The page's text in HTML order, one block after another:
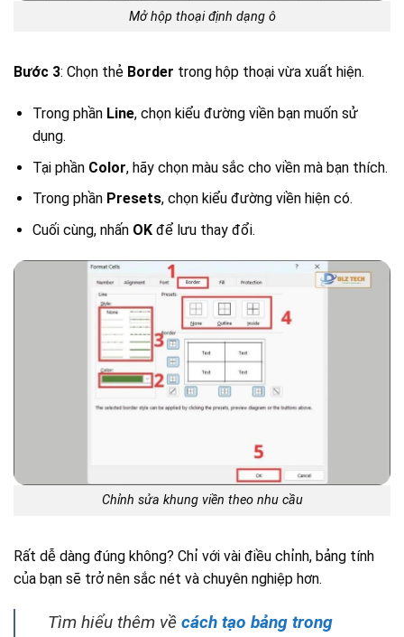
Mở hộp thoại định dạng ô
Bước 3: Chọn thẻ Border trong hộp thoại vừa xuất hiện.
Trong phần Line, chọn kiểu đường viền bạn muốn sử
dụng.
Tại phần Color, hãy chọn màu sắc cho viền mà bạn thích.
Trong phần Presets, chọn kiểu đường viền hiện có.
Cuối cùng, nhấn OKđể lưu thay đổi.
Chỉnh sửa khung viền theo nhu cầu
Rất dễ dàng đúng không? Chỉ với vài điều chỉnh, bảng tính
của bạn sẽ trở nên sắc nét và chuyên nghiệp hơn.
Tìm hiểu thêm về cách tạo bảng trong